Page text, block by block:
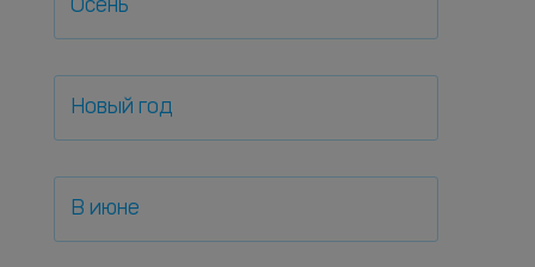
Осень
Новый год
В июне